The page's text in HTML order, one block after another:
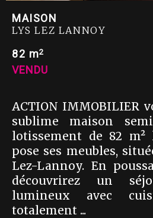
MAISON
LYS LEZ LANNOY
82 m2
VENDU
ACTION IMMOBILIER
sublime maison
lotissement de 82
pose ses meubles,
Lez-Lannoy. En
découvrirez un
lumineux avec
totalement ...